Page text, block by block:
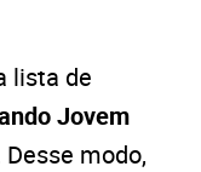
lista de
Jovem
modo,